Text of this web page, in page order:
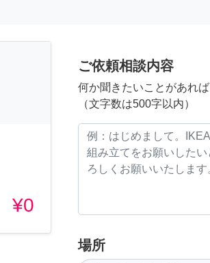
¥0
ご依頼相談内容
何か聞きたいことがあれ
（文字数は500字以内）
場所